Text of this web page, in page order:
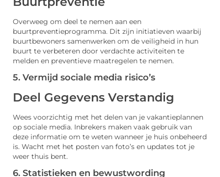
Overweeg om deel te nemen aan een
buurtpreventieprogramma. Dit zijn initiatieven waarbij
buurtbewoners samenwerken om de veiligheid in hun
buurt te verbeteren door verdachte activiteiten te
melden en preventieve maatregelen te nemen.
5. Vermijd sociale media risico’s
Deel Gegevens Verstandig
Wees voorzichtig met het delen van je vakantieplannen
op sociale media. Inbrekers maken vaak gebruik van
deze informatie om te weten wanneer je huis onbeheerd
is. Wacht met het posten van foto’s en updates tot je
weer thuis bent.
6. Statistieken en bewustwording